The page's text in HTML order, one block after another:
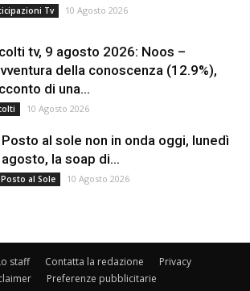
Tv 10 Agosto 2026
tv, 9 agosto 2026: Noos –
della conoscenza (12.9%),
di una...
10 Agosto 2026
Posto al sole non in onda oggi, lunedì
la soap di...
al Sole 10 Agosto 2026
staff Contatta la redazione
Privacy
Preferenze pubblicitarie